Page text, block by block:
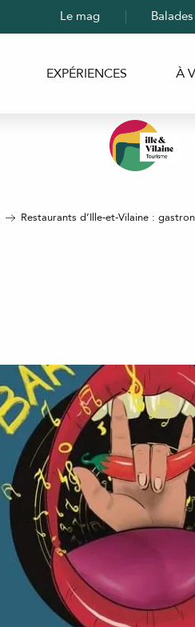
Le mag
EXPÉRIENCES À
Restaurants d’Ille-et-Vilaine :